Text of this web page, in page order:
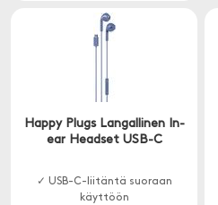
Happy Plugs Langallinen In-
ear Headset USB-C
✓ USB-C-liitäntä suoraan
käyttöön